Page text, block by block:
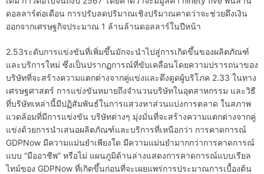
ดอลลาร์ต่อเดือน การปรับลดปริมาณเชิงปริมาณคาดว่าจะช่วยดึงเงิน
ออกจากเศรษฐกิจประมาณ 1 ล้านล้านดอลลาร์ในปีหน้า
2.53ระดับการแข่งขันที่เพิ่มขึ้นมักจะนำไปสู่การเกิดขึ้นของผลิตภัณฑ์
และบริการใหม่ ซึ่งเป็นปรากฏการณ์ที่ขับเคลื่อนโดยความปรารถนาของ
บริษัทที่จะสร้างความแตกต่างจากคู่แข่งและดึงดูดผู้บริโภค 2.33 ในทาง
เศรษฐศาสตร์ การแข่งขันหมายถึงจำนวนบริษัทในอุตสาหกรรม และวิธี
ที่บริษัทเหล่านี้มีปฏิสัมพันธ์ในการแสวงหาส่วนแบ่งการตลาด ในสภาพ
แวดล้อมที่มีการแข่งขัน บริษัทต่างๆ มุ่งมั่นที่จะสร้างความแตกต่างจากคู่
แข่งด้วยการนำเสนอผลิตภัณฑ์และบริการที่เหนือกว่า การคาดการณ์
GDPNow มีความแม่นยำเพียงใด มีความแม่นยำมากกว่าการคาดการณ์
แบบ “มืออาชีพ” หรือไม่ แผนภูมิด้านล่างแสดงการคาดการณ์แบบเรียล
ไทม์ของ GDPNow ที่เกิดขึ้นก่อนที่จะเผยแพร่การประมาณการเบื้องต้น